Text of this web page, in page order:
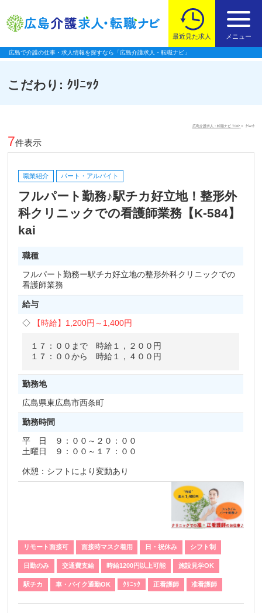
広島で介護の仕事・求人情報を探すなら「広島介護求人・転職ナビ」
最近見た求人 メニュー
こだわり: ｸﾘﾆｯｸ
広島介護求人・転職ナビ TOP ｸﾘﾆｯｸ
7件表示
職業紹介 パート・アルバイト
フルパート勤務♪駅チカ好立地！整形外
科クリニックでの看護師業務【K-584】
kai
職種
フルパート勤務ー駅チカ好立地の整形外科クリニックでの
看護師業務
給与
【時給】 1,200円～ 1,400円
１７：００まで 時給１，２００円
１７：００から 時給１，４００円
勤務地
広島県東広島市西条町
勤務時間
平 日 ９：００～２０：００
土曜日 ９：００～１７：００
休憩：シフトにより変動あり
リモート面接可 面接時マスク着用 日・祝休み シフト制
日勤のみ 交通費支給 時給1200円以上可能 施設見学OK
駅チカ 車・バイク通勤OK ｸﾘﾆｯｸ 正看護師 准看護師